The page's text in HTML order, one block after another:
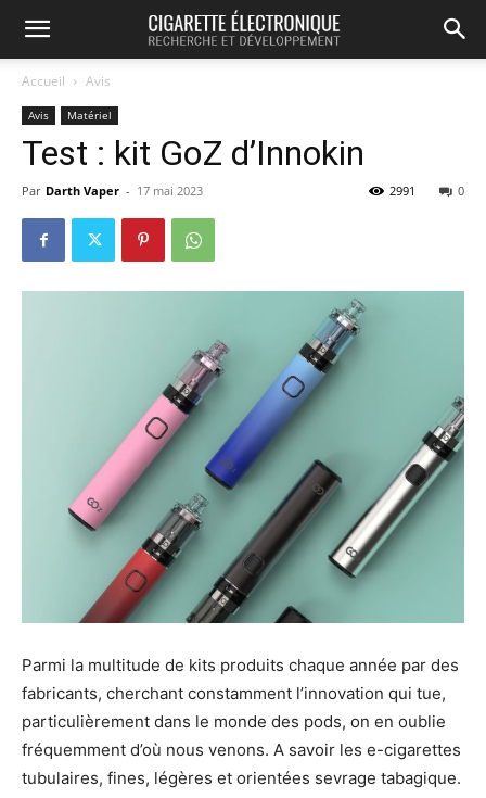
Accueil Avis
Avis Matériel
Test : kit GoZ d’Innokin
Par Darth Vaper - 17 mai 2023 0
2991
Parmi la multitude de kits produits chaque année par des
fabricants, cherchant constamment l’innovation qui tue,
particulièrement dans le monde des pods, on en oublie
fréquemment d’où nous venons. A savoir les e-cigarettes
tubulaires, fines, légères et orientées sevrage tabagique.